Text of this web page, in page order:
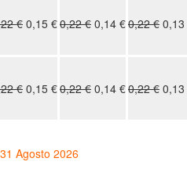
€ 0,15 €0,22 € 0,14 €0,22 €
€ 0,15 €0,22 € 0,14 €0,22 €
31 Agosto 2026